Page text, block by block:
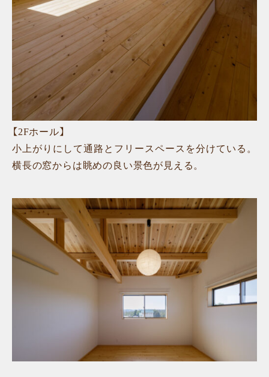
【2Fホール】
小上がりにして通路とフリースペースを分けている。
横長の窓からは眺めの良い景色が見える。